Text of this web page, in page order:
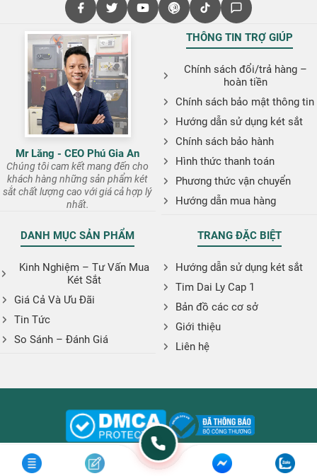
Mr Lăng - CEO Phú Gia An
Chúng tôi cam kết mang đến cho
khách hàng những sản phẩm két
sắt chất lượng cao với giá cả hợp lý
nhất.
THÔNG TIN TRỢ GIÚP
Chính sách đổi/trả hàng –
hoàn tiền
Chính sách bảo mật thông tin
Hướng dẫn sử dụng két sắt
Chính sách bảo hành
Hình thức thanh toán
Phương thức vận chuyển
Hướng dẫn mua hàng
DANH MỤC SẢN PHẨM
Kinh Nghiệm – Tư Vấn Mua
Két Sắt
Giá Cả Và Ưu Đãi
Tin Tức
So Sánh – Đánh Giá
TRANG ĐẶC BIỆT
Hướng dẫn sử dụng két sắt
Tim Dai Ly Cap 1
Bản đồ các cơ sở
Giới thiệu
Liên hệ
Copyright © 2026. Website: ketsatphugiaan.vn
phugiaanshop@gmail.com